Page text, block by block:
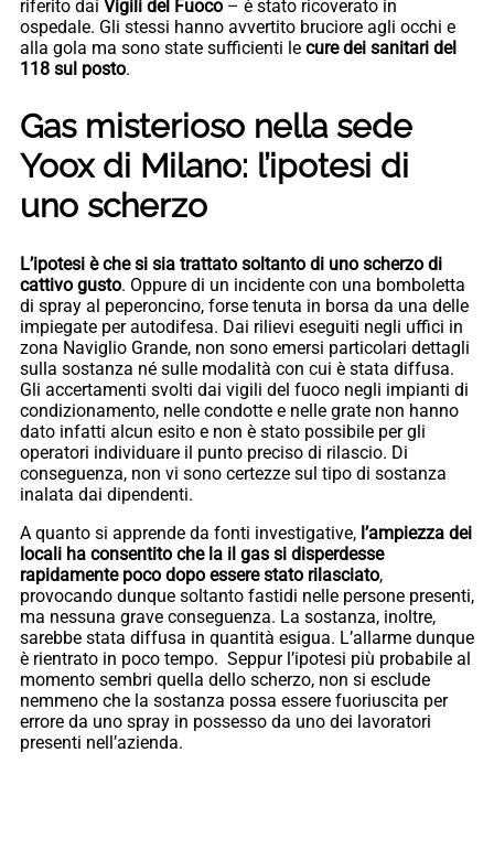
riferito dai Vigili del Fuoco – è stato ricoverato in
ospedale. Gli stessi hanno avvertito bruciore agli occhi e
alla gola ma sono state sufficienti le cure dei sanitari del
118 sul posto.
Gas misterioso nella sede
Yoox di Milano: l’ipotesi di
uno scherzo
L’ipotesi è che si sia trattato soltanto di uno scherzo di
cattivo gusto. Oppure di un incidente con una bomboletta
di spray al peperoncino, forse tenuta in borsa da una delle
impiegate per autodifesa. Dai rilievi eseguiti negli uffici in
zona Naviglio Grande, non sono emersi particolari dettagli
sulla sostanza né sulle modalità con cui è stata diffusa.
Gli accertamenti svolti dai vigili del fuoco negli impianti di
condizionamento, nelle condotte e nelle grate non hanno
dato infatti alcun esito e non è stato possibile per gli
operatori individuare il punto preciso di rilascio. Di
conseguenza, non vi sono certezze sul tipo di sostanza
inalata dai dipendenti.
A quanto si apprende da fonti investigative, l’ampiezza dei
locali ha consentito che la il gas si disperdesse
rapidamente poco dopo essere stato rilasciato,
provocando dunque soltanto fastidi nelle persone presenti,
ma nessuna grave conseguenza. La sostanza, inoltre,
sarebbe stata diffusa in quantità esigua. L’allarme dunque
è rientrato in poco tempo. Seppur l’ipotesi più probabile al
momento sembri quella dello scherzo, non si esclude
nemmeno che la sostanza possa essere fuoriuscita per
errore da uno spray in possesso da uno dei lavoratori
presenti nell’azienda.